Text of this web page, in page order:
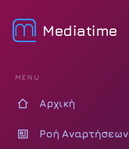
Mediatime
MENU
Αρχική
Ροή Αναρτήσεων